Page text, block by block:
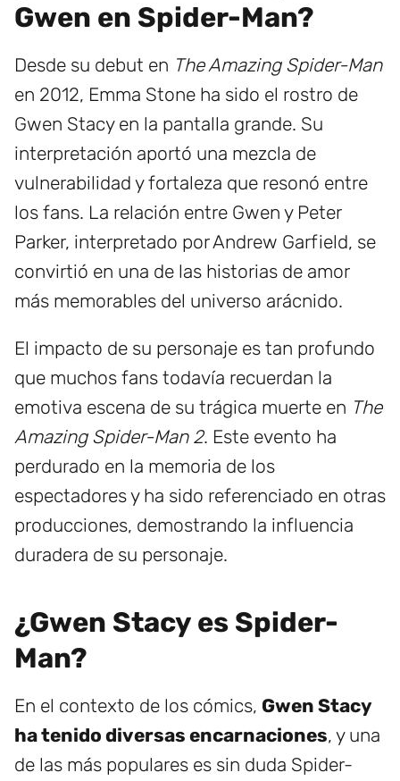
Gwen en Spider-Man?
Desde su debut en The Amazing Spider-Man
en 2012, Emma Stone ha sido el rostro de
Gwen Stacy en la pantalla grande. Su
interpretación aportó una mezcla de
vulnerabilidad y fortaleza que resonó entre
los fans. La relación entre Gwen y Peter
Parker, interpretado por Andrew Garfield, se
convirtió en una de las historias de amor
más memorables del universo arácnido.
El impacto de su personaje es tan profundo
que muchos fans todavía recuerdan la
emotiva escena de su trágica muerte en The
Amazing Spider-Man 2. Este evento ha
perdurado en la memoria de los
espectadores y ha sido referenciado en otras
producciones, demostrando la influencia
duradera de su personaje.
¿Gwen Stacy es Spider-
Man?
En el contexto de los cómics, Gwen Stacy
ha tenido diversas encarnaciones, y una
de las más populares es sin duda Spider-